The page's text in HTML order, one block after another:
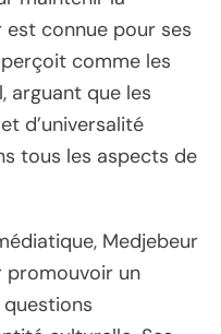
est connue pour ses
comme les
arguant que les
d’universalité
tous les aspects de
Medjebeur
promouvoir un